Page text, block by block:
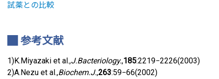
試薬との比較
参考文献
1)K.Miyazaki et al.,J.Bacteriology.,185:2219−2226(2003)
2)A.Nezu et al.,Biochem.J.,263:59−66(2002)